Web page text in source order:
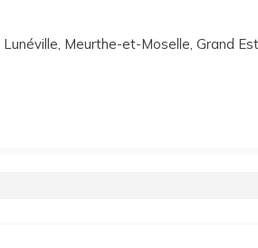
Meurthe-et-Moselle, Grand